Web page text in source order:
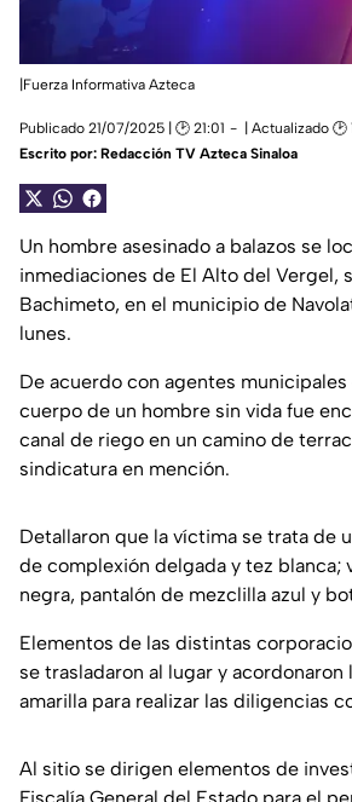
|Fuerza Informativa Azteca
Publicado 21/07/2025 | 🕑 21:01 | Actualizado 🕑
Escrito por: Redacción TV Azteca Sinaloa
Un hombre asesinado a balazos se
inmediaciones de El Alto del Vergel,
Bachimeto, en el municipio de
lunes.
De acuerdo con agentes municipales
cuerpo de un hombre sin vida fue
canal de riego en un camino de
sindicatura en mención.
Detallaron que la víctima se trata de
de complexión delgada y tez blanca;
negra, pantalón de mezclilla azul y
Elementos de las distintas
se trasladaron al lugar y acordonaron
amarilla para realizar las diligencias
Al sitio se dirigen elementos de